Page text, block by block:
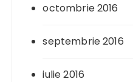
octombrie 2016
septembrie 2016
iulie 2016